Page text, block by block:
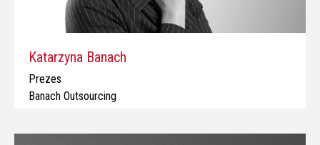
Katarzyna Banach
Prezes
Banach Outsourcing